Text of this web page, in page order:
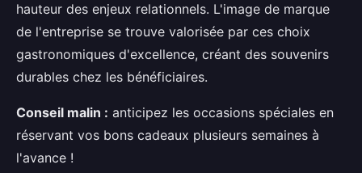
hauteur des enjeux relationnels. L'image de marque
de l'entreprise se trouve valorisée par ces choix
gastronomiques d'excellence, créant des souvenirs
durables chez les bénéficiaires.
Conseil malin : anticipez les occasions spéciales en
réservant vos bons cadeaux plusieurs semaines à
l'avance !